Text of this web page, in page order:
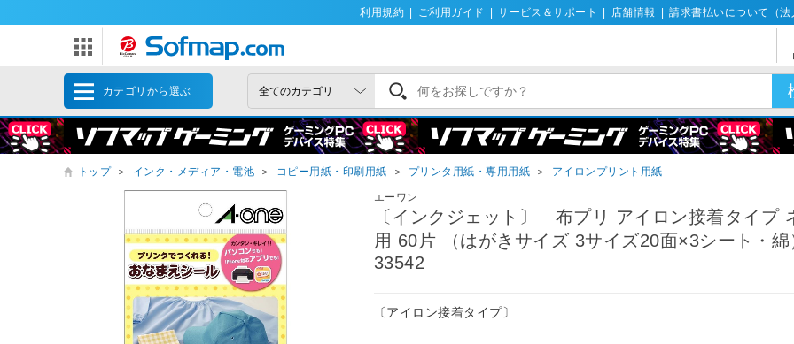
利用規約 ご利用ガイド サービス＆サポート 店舗情報 請求書払いについて（法
カテゴリから選ぶ
トップ ＞ インク・メディア・電池 ＞ コピー用紙・印刷用紙 ＞ プリンタ用紙・専用用紙 ＞ アイロンプリント用紙
エーワン
〔インクジェット〕 布プリ アイロン接着タイプ
用 60片 （はがきサイズ 3サイズ20面×3シート・
33542
〔アイロン接着タイプ〕